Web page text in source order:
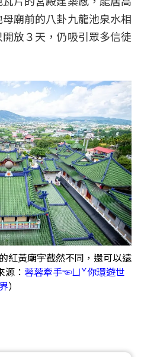
廟前的八卦九龍池泉水相
放３天，仍吸引眾多信徒
紅黃廟宇截然不同，還可以遠
： 蓉蓉牽手☜ㄩˇ你環遊世
界）